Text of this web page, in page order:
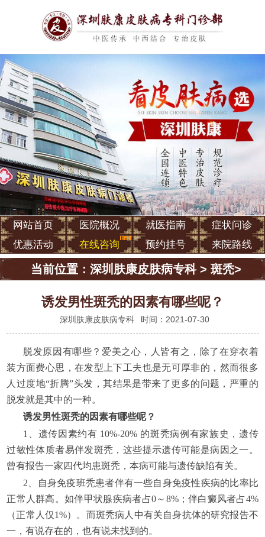
网站首页 医院概况 就医指南
症状问诊
优惠活动
在线咨询 预约挂号 来院路线
当前位置： 深圳肤康皮肤病专科> 斑秃>
诱发男性斑秃的因素有哪些呢？
深圳肤康皮肤病专科 时间：2021-07-30
脱发原因有哪些？爱美之心，人皆有之，除了在穿衣着
装方面费心思，在发型上下工夫也是无可厚非的，然而很多
人过度地“折腾”头发，其结果是带来了更多的问题，严重的
脱发就是其中的一种。
诱发男性斑秃的因素有哪些呢？
1、遗传因素约有 10%-20% 的斑秃病例有家族史，遗传
过敏性体质者易伴发斑秃，这些提示遗传可能是病因之一。
曾有报告一家四代均患斑秃，本病可能与遗传缺陷有关。
2、自身免疫班秃患者伴有一些自身免疫性疾病的比率比
正常人群高。如伴甲状腺疾病者占0～8%；伴白癜风者占4%
（正常人仅1%）。而斑秃病人中有关自身抗体的研究报告不
一，有说存在的，也有说未找到的。